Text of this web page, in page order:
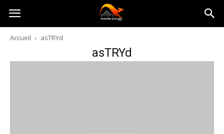
Australia-
australie.com
Accueil asTRYd
asTRYd